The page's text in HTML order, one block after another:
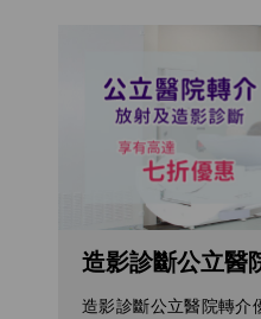
造影診斷公立醫
造影診斷公立醫院轉介